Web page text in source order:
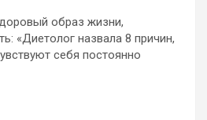
образ жизни,
«Диетолог назвала 8 причин,
себя постоянно